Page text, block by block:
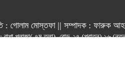
: গোলাম মোস্তফা || সম্পাদক : ফারুক
: রাপা প্লাজা( ৭ম তলা), রোড-২৭ (পুরাতন) ১৬